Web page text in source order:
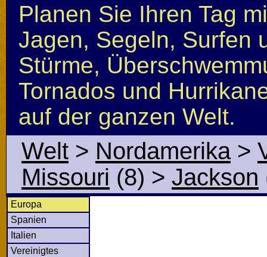
Planen Sie Ihren Tag
Jagen, Segeln, Surfen
Stürme,
Tornados und
auf der ganzen Welt.
Welt > Nordamerika>
Missouri (8) > Jackson
Europa
Spanien
Italien
Vereinigtes